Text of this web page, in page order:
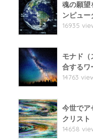
魂の願望
ンピュー
16935
モナド（
合するワ
14763
今世でア
クリスト
14658